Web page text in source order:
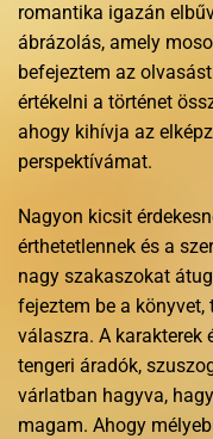
romantika igazán
ábrázolás, amely
befejeztem az
értékelni a történet
ahogy kihívja az
perspektívámat.
Nagyon kicsit
érthetetlennek és a
nagy szakaszokat
fejeztem be a
válaszra. A karakterek
tengeri áradók,
várlatban hagyva,
magam. Ahogy